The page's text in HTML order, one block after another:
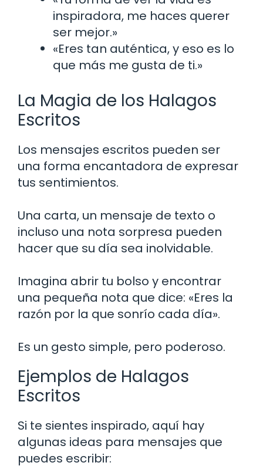
inspiradora, me haces querer
ser mejor.»
«Eres tan auténtica, y eso es lo
que más me gusta de ti.»
La Magia de los Halagos
Escritos
Los mensajes escritos pueden ser
una forma encantadora de expresar
tus sentimientos.
Una carta, un mensaje de texto o
incluso una nota sorpresa pueden
hacer que su día sea inolvidable.
Imagina abrir tu bolso y encontrar
una pequeña nota que dice: «Eres la
razón por la que sonrío cada día».
Es un gesto simple, pero poderoso.
Ejemplos de Halagos
Escritos
Si te sientes inspirado, aquí hay
algunas ideas para mensajes que
puedes escribir: